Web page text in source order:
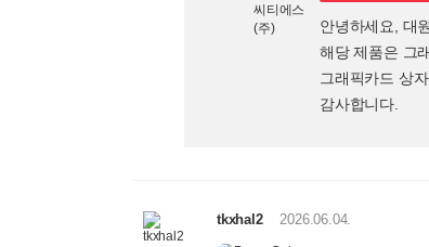
안녕하세요, 대
해당 제품은 그
그래픽카드 상
감사합니다.
tkxhal2 2026.06.04.